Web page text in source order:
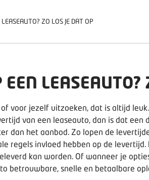
ZO LOS JE DAT OP
LEASEAUTO?
voor jezelf uitzoeken, dat is altijd
van een leaseauto, dan is dat een
dan het aanbod. Zo lopen de
regels invloed hebben op de
kan worden. Of wanneer je
betrouwbare, snelle en betaalbare